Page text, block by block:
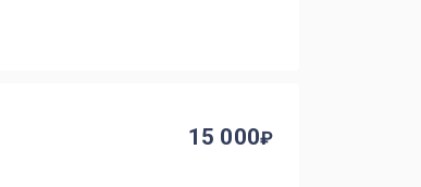
15 000